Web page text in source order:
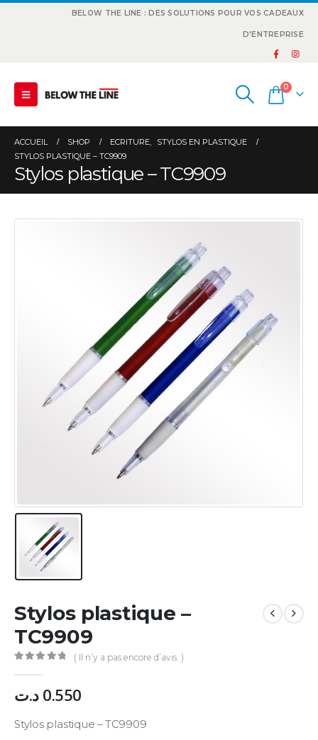
BELOW THE LINE : DES SOLUTIONS POUR VOS CADEAUX
D'ENTREPRISE
0
ACCUEIL SHOP ECRITURE,
STYLOS EN PLASTIQUE
STYLOS PLASTIQUE – TC9909
Stylos plastique – TC9909
Stylos plastique –
TC9909
( Il n’y a pas encore d’avis. )
0.550 د.ت
Stylos plastique – TC9909